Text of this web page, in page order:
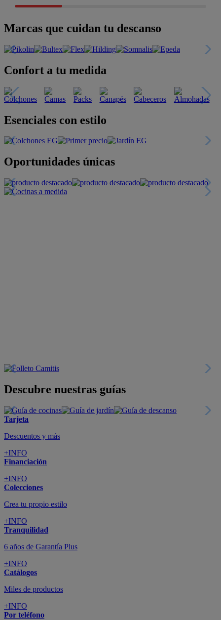
Marcas que cuidan tu descanso
Confort a tu medida
Esenciales con estilo
Oportunidades únicas
Descubre nuestras guías
Tarjeta
Descuentos y más
+INFO
Financiación
+INFO
Colecciones
Crea tu propio estilo
+INFO
Tranquilidad
6 años de Garantía Plus
+INFO
Catálogos
Miles de productos
+INFO
Por teléfono